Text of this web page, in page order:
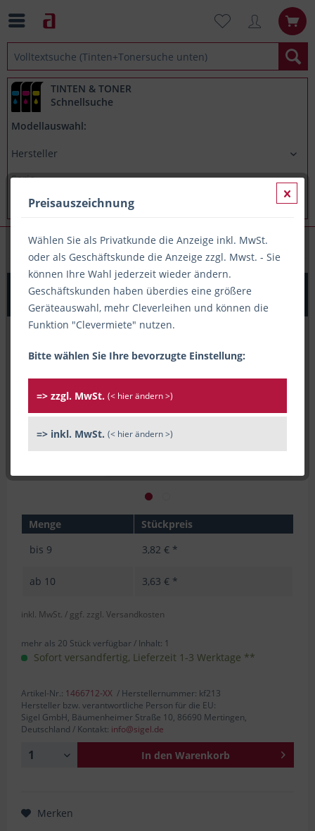
TINTEN & TONER
Schnellsuche
Modellauswahl:
Formulare
Formularblock Kurzmitteilung 1/3 A4 quer 100 Blatt sigel
mit Blaupapier
Menge
Stückpreis
bis 9 3,82 € *
ab 10 3,63 € *
inkl. MwSt. / ggf. zzgl. Versandkosten
mehr als 20 Stück verfügbar / Inhalt: 1
Sofort versandfertig, Lieferzeit 1-3 Werktage **
Artikel-Nr.: 1466712-XX / Herstellernummer: kf213
Hersteller bzw. verantwortliche Person für die EU:
Sigel GmbH, Bäumenheimer Straße 10, 86690 Mertingen,
Deutschland / Kontakt: info@sigel.de
In den Warenkorb
Merken
Preisauszeichnung
Wählen Sie als Privatkunde die Anzeige inkl. MwSt.
oder als Geschäftskunde die Anzeige zzgl. Mwst. - Sie
können Ihre Wahl jederzeit wieder ändern.
Geschäftskunden haben überdies eine größere
Geräteauswahl, mehr Cleverleihen und können die
Funktion "Clevermiete" nutzen.
Bitte wählen Sie Ihre bevorzugte Einstellung:
=> zzgl. MwSt. (< hier ändern >)
=> inkl. MwSt. (< hier ändern >)